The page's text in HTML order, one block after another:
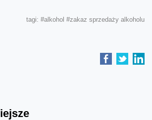
tagi: #alkohol #zakaz sprzedaży alkoholu